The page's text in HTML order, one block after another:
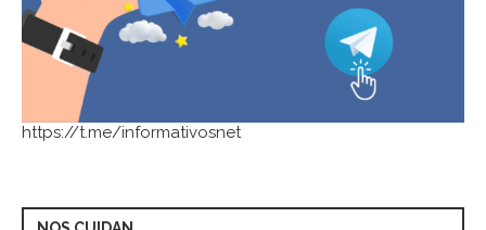
https://t.me/informativosnet
NOS CUIDAN…